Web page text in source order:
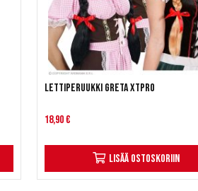
Lettiperuukki Greta XTPRO
18,90 €
Lisää ostoskoriin